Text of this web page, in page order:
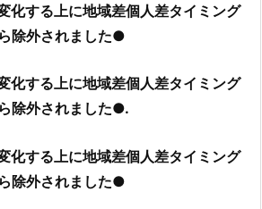
化する上に地域差個人差タイミング
除外されました●
化する上に地域差個人差タイミング
除外されました●.
化する上に地域差個人差タイミング
除外されました●